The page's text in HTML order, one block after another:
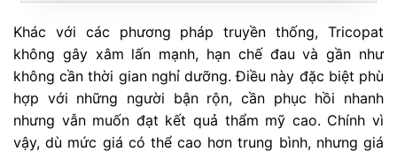
Khác với các phương pháp truyền thống, Tricopat
không gây xâm lấn mạnh, hạn chế đau và gần như
không cần thời gian nghỉ dưỡng. Điều này đặc biệt phù
hợp với những người bận rộn, cần phục hồi nhanh
nhưng vẫn muốn đạt kết quả thẩm mỹ cao. Chính vì
vậy, dù mức giá có thể cao hơn trung bình, nhưng giá